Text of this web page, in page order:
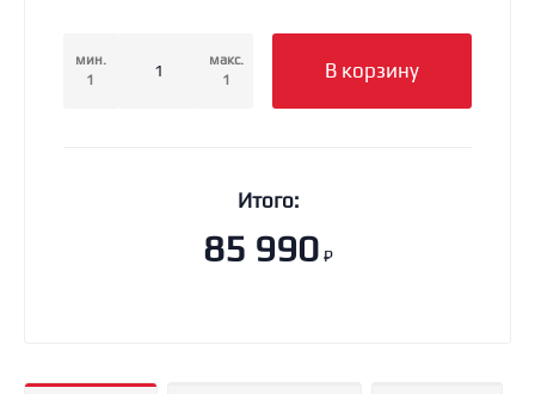
мин.
1
макс.
1
В корзину
Итого:
85 990 ₽